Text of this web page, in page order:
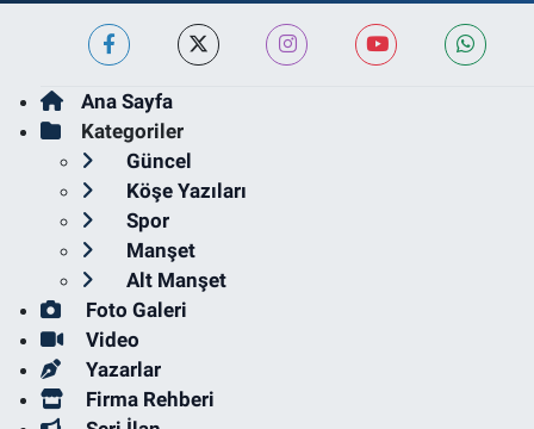
Ana Sayfa
Kategoriler
Güncel
Köşe Yazıları
Spor
Manşet
Alt Manşet
Foto Galeri
Video
Yazarlar
Firma Rehberi